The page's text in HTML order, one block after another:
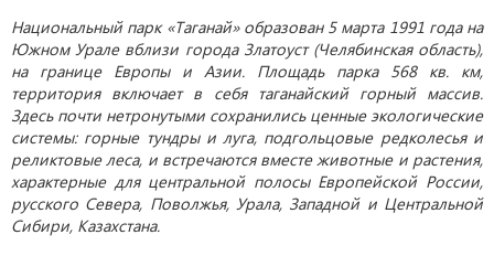
Национальный парк «Таганай» образован 5 марта 1991 года на
Южном Урале вблизи города Златоуст (Челябинская область),
на границе Европы и Азии. Площадь парка 568 кв. км,
территория включает в себя таганайский горный массив.
Здесь почти нетронутыми сохранились ценные экологические
системы: горные тундры и луга, подгольцовые редколесья и
реликтовые леса, и встречаются вместе животные и растения,
характерные для центральной полосы Европейской России,
русского Севера, Поволжья, Урала, Западной и Центральной
Сибири, Казахстана.